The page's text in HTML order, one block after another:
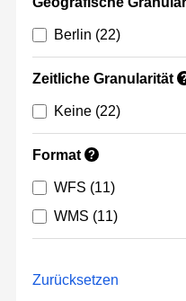
Berlin (22)
Zeitliche Granularität
Keine (22)
Format ?
WFS (11)
WMS (11)
Zurücksetzen